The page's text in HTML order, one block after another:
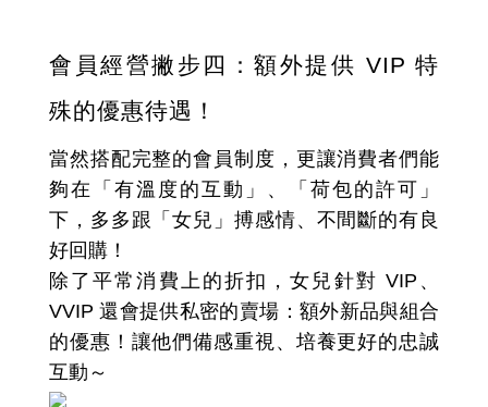
會員經營撇步四：額外提供 VIP 特
殊的優惠待遇！
當然搭配完整的會員制度，更讓消費者們能
夠在「有溫度的互動」、「荷包的許可」
下，多多跟「女兒」搏感情、不間斷的有良
好回購！
除了平常消費上的折扣，女兒針對 VIP、
VVIP 還會提供私密的賣場：額外新品與組合
的優惠！讓他們備感重視、培養更好的忠誠
互動～